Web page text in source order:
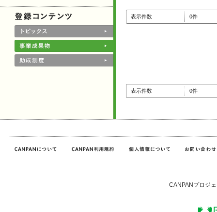
表示件数 0件
表示件数 0件
CANPANプロジ